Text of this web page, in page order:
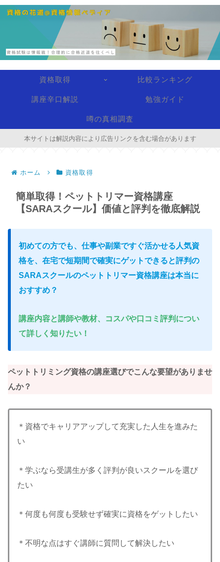
資格取得 比較ランキング
講座辛口解説 勉強ガイド
噂の真相調査
本サイトは解説内容により広告リンクを含む場合があります
ホーム 資格取得
簡単取得！ペットトリマー資格講座
【SARAスクール】価値と評判を徹底解説
初めての方でも、 仕事や副業ですぐ活かせる人気資
格を、在宅で短期間で確実にゲットできると評判の
SARAスクールのペットトリマー資格講座は本当に
おすすめ？
講座内容と講師や教材、コスパや口コミ評判につい
て詳しく知りたい！
ペットトリミング資格の講座選びでこんな要望がありませ
んか？
＊資格でキャリアアップして充実した人生を進みた
い
＊学ぶなら受講生が多く評判が良いスクールを選び
たい
＊何度も何度も受験せず確実に資格をゲットしたい
＊不明な点はすぐ講師に質問して解決したい